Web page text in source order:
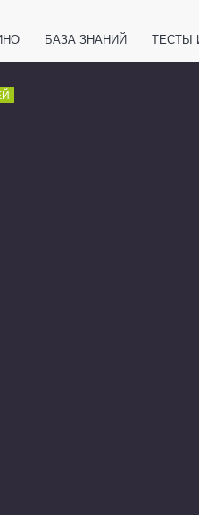
БАЗА ЗНАНИЙ ТЕСТЫ